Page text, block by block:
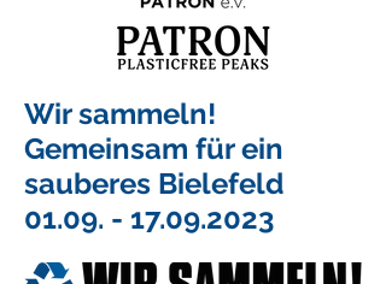
Wir sammeln!
Gemeinsam für ein
sauberes Bielefeld
01.09. - 17.09.2023